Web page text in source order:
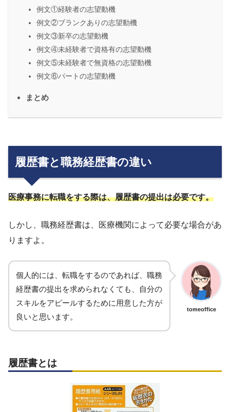
例文①経験者の志望動機
例文②ブランクありの志望動機
例文③新卒の志望動機
例文④未経験者で資格有の志望動機
例文⑤未経験者で無資格の志望動機
例文⑥パートの志望動機
まとめ
履歴書と職務経歴書の違い
医療事務に転職をする際は、履歴書の提出は必要です。
しかし、職務経歴書は、医療機関によって必要な場合があ
りますよ。
個人的には、転職をするのであれば、職務
経歴書の提出を求められなくても、自分の
スキルをアピールするために用意した方が
良いと思います。
tomeoffice
履歴書とは